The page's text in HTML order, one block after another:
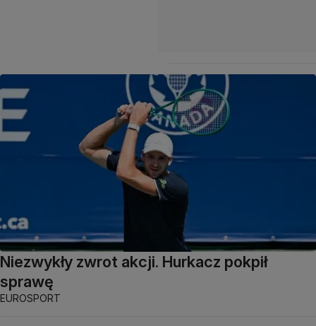
Niezwykły zwrot akcji. Hurkacz pokpił
sprawę
EUROSPORT